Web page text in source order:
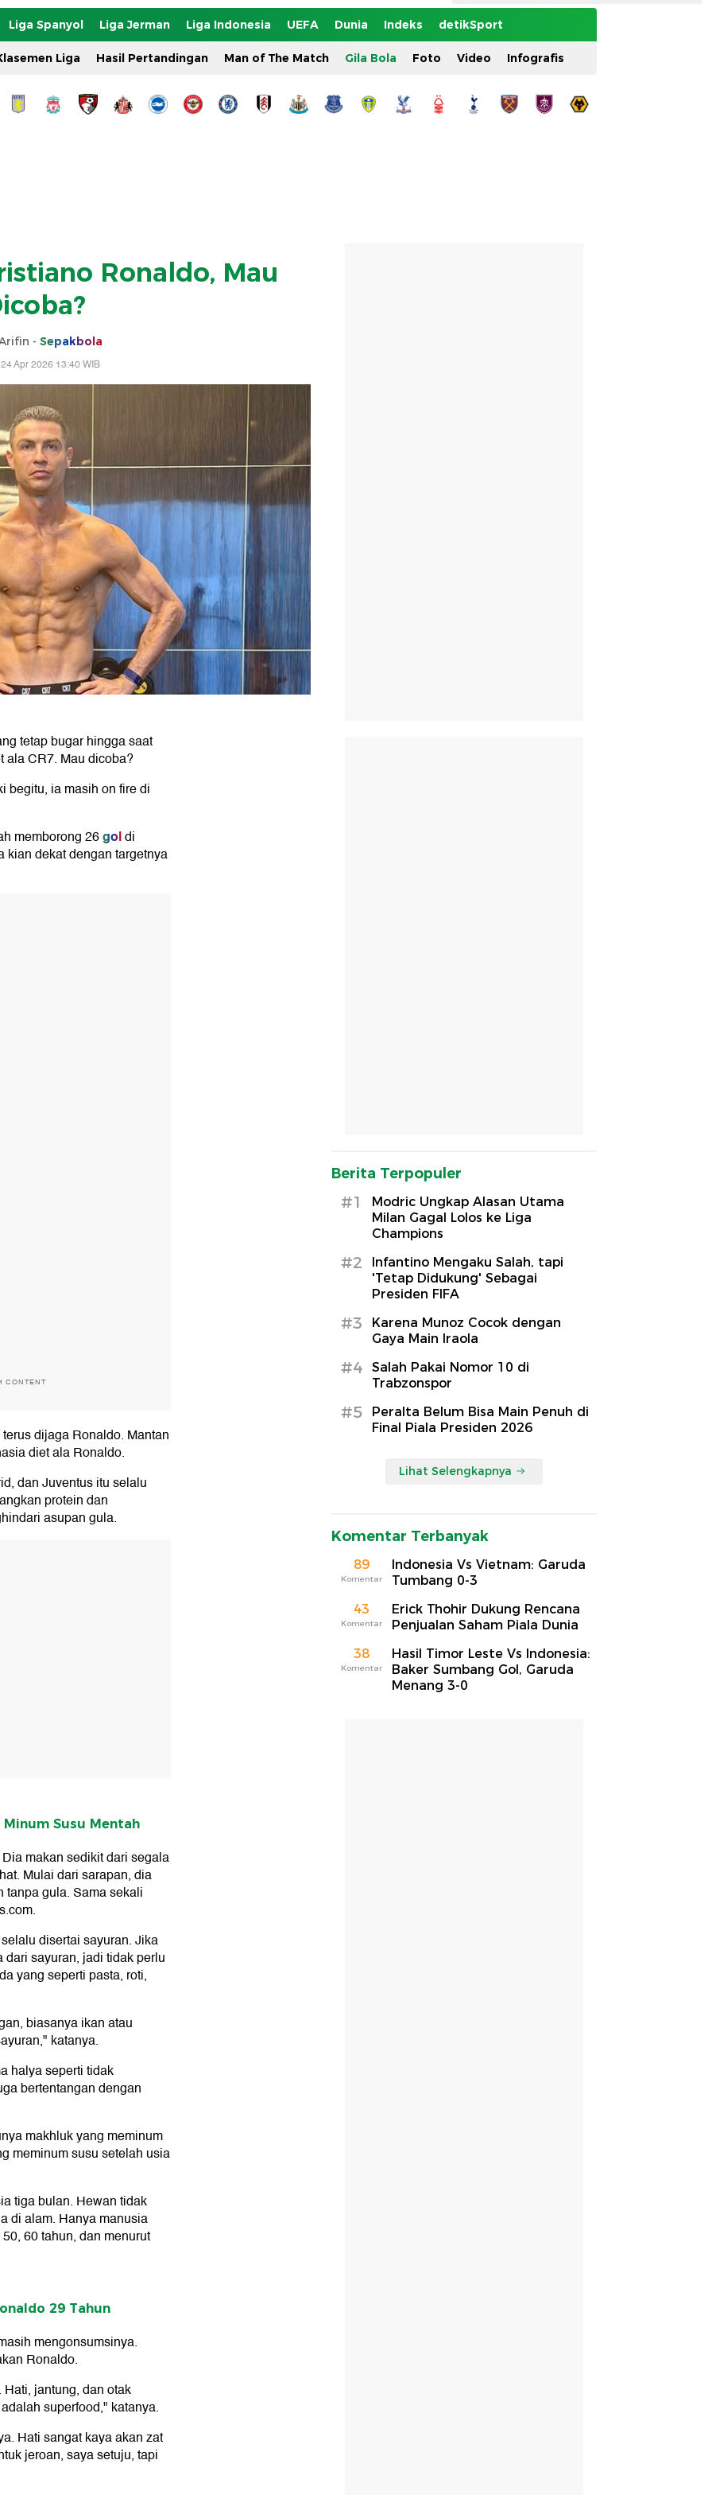
Liga Spanyol Liga Jerman Liga Indonesia UEFA Dunia Indeks detikSport
Liga Hasil Pertandingan Man of The Match Gila Bola Foto Video Infografis
Ronaldo, Mau
- Sepakbola
Apr 2026 13:40 WIB
tetap bugar hingga saat
ala CR7. Mau dicoba?
begitu, ia masih on fire di
memborong 26goldi
kian dekat dengan targetnya
CONTENT
dijaga Ronaldo. Mantan
diet ala Ronaldo.
dan Juventus itu selalu
protein dan
asupan gula.
Minum Susu Mentah
makan sedikit dari segala
Mulai dari sarapan, dia
tanpa gula. Sama sekali
disertai sayuran. Jika
sayuran, jadi tidak perlu
yang seperti pasta, roti,
biasanya ikan atau
katanya.
halya seperti tidak
bertentangan dengan
makhluk yang meminum
meminum susu setelah usia
tiga bulan. Hewan tidak
di alam. Hanya manusia
60 tahun, dan menurut
29 Tahun
mengonsumsinya.
Ronaldo.
jantung, dan otak
superfood," katanya.
Hati sangat kaya akan zat
jeroan, saya setuju, tapi
Berita Terpopuler
#1
Modric Ungkap Alasan Utama
Milan Gagal Lolos ke Liga
Champions
#2
Infantino Mengaku Salah, tapi
'Tetap Didukung' Sebagai
Presiden FIFA
#3
Karena Munoz Cocok dengan
Gaya Main Iraola
#4
Salah Pakai Nomor 10 di
Trabzonspor
#5
Peralta Belum Bisa Main Penuh di
Final Piala Presiden 2026
Lihat Selengkapnya
Komentar Terbanyak
89
Komentar
Indonesia Vs Vietnam: Garuda
Tumbang 0-3
43
Komentar
Erick Thohir Dukung Rencana
Penjualan Saham Piala Dunia
38
Komentar
Hasil Timor Leste Vs Indonesia:
Baker Sumbang Gol, Garuda
Menang 3-0